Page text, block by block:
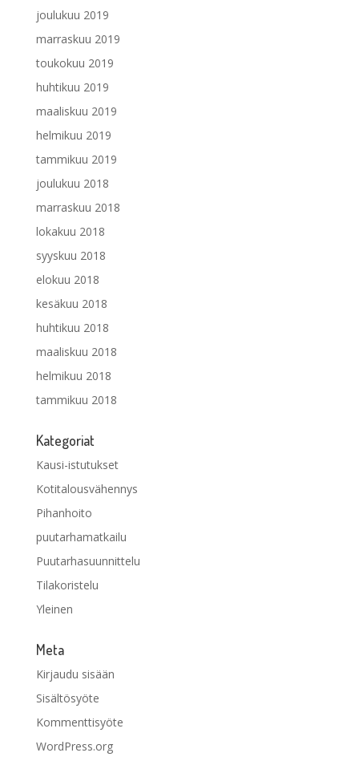
joulukuu 2019
marraskuu 2019
toukokuu 2019
huhtikuu 2019
maaliskuu 2019
helmikuu 2019
tammikuu 2019
joulukuu 2018
marraskuu 2018
lokakuu 2018
syyskuu 2018
elokuu 2018
kesäkuu 2018
huhtikuu 2018
maaliskuu 2018
helmikuu 2018
tammikuu 2018
Kategoriat
Kausi-istutukset
Kotitalousvähennys
Pihanhoito
puutarhamatkailu
Puutarhasuunnittelu
Tilakoristelu
Yleinen
Meta
Kirjaudu sisään
Sisältösyöte
Kommenttisyöte
WordPress.org